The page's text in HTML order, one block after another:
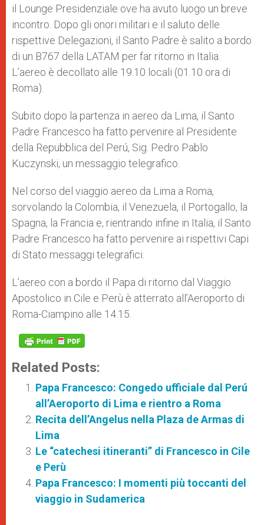
il Lounge Presidenziale ove ha avuto luogo un breve
incontro. Dopo gli onori militari e il saluto delle
rispettive Delegazioni, il Santo Padre è salito a bordo
di un B767 della LATAM per far ritorno in Italia.
L’aereo è decollato alle 19.10 locali (01.10 ora di
Roma).
Subito dopo la partenza in aereo da Lima, il Santo
Padre Francesco ha fatto pervenire al Presidente
della Repubblica del Perú, Sig. Pedro Pablo
Kuczynski, un messaggio telegrafico.
Nel corso del viaggio aereo da Lima a Roma,
sorvolando la Colombia, il Venezuela, il Portogallo, la
Spagna, la Francia e, rientrando infine in Italia, il Santo
Padre Francesco ha fatto pervenire ai rispettivi Capi
di Stato messaggi telegrafici.
L’aereo con a bordo il Papa di ritorno dal Viaggio
Apostolico in Cile e Perù è atterrato all’Aeroporto di
Roma-Ciampino alle 14.15.
Related Posts:
Papa Francesco: Congedo ufficiale dal Perú
all’Aeroporto di Lima e rientro a Roma
Recita dell’Angelus nella Plaza de Armas di
Lima
Le “catechesi itineranti” di Francesco in Cile
e Perù
Papa Francesco: I momenti più toccanti del
viaggio in Sudamerica